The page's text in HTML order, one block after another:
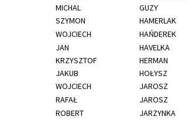
MICHAL
GUZY
SZYMON
HAMERLAK
WOJCIECH
HAŃDEREK
JAN
HAVELKA
KRZYSZTOF
HERMAN
JAKUB
HOŁYSZ
WOJCIECH
JAROSZ
RAFAŁ
JAROSZ
ROBERT
JARZYNKA